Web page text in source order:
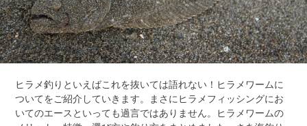
ヒラメ釣りといえばこれを抜いては語れない！ヒラメワームに
ついてをご紹介していきます。まさにヒラメフィッシングにお
いてのエースといっても過言ではありません。ヒラメワームの